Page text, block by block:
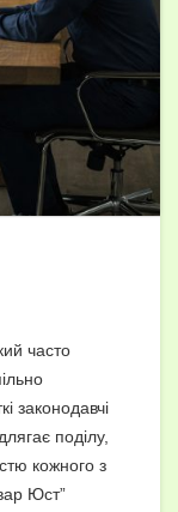
часто
законодавчі
поділу,
кожного з
Юст”